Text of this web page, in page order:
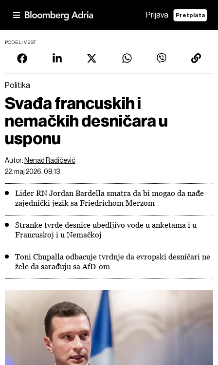
Prijava Pretplata
PODELI VEST
Politika
Svađa francuskih i
nemačkih desničara u
usponu
Autor: Nenad Radičević
22. maj 2026, 08:13
Lider RN Jordan Bardella smatra da bi mogao da nađe
zajednički jezik sa Friedrichom Merzom
Stranke tvrde desnice ubedljivo vode u anketama i u
Francuskoj i u Nemačkoj
Toni Chupalla odbacuje tvrdnje da evropski desničari ne
žele da sarađuju sa AfD-om